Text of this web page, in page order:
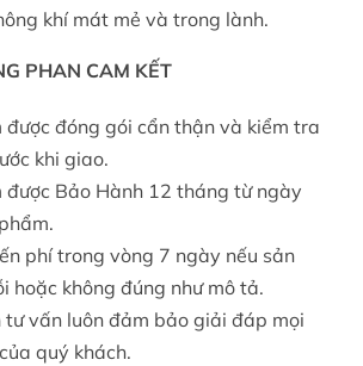
khí mát mẻ và trong lành.
PHAN CAM KẾT
được đóng gói cẩn thận và kiểm tra
khi giao.
được Bảo Hành 12 tháng từ ngày
phí trong vòng 7 ngày nếu sản
hoặc không đúng như mô tả.
tư vấn luôn đảm bảo giải đáp mọi
quý khách.